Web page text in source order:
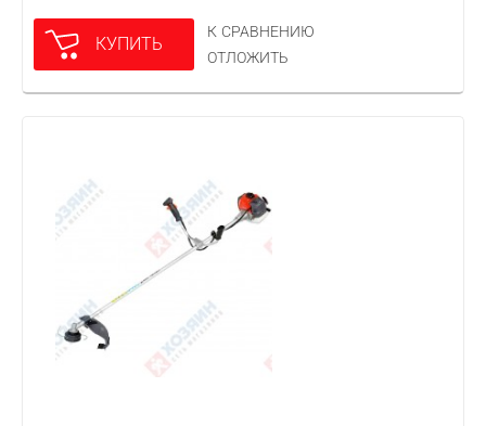
КУПИТЬ
К СРАВНЕНИЮ
ОТЛОЖИТЬ